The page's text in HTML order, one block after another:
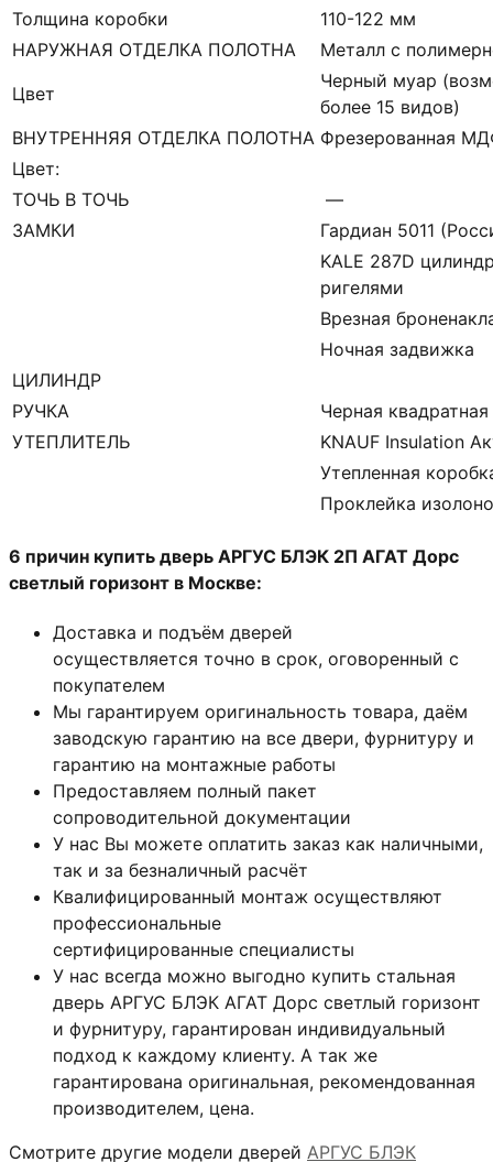
Толщина коробки
110-122 мм
НАРУЖНАЯ ОТДЕЛКА ПОЛОТНА
Металл с
Цвет
Черный муар
более 15 видов)
ВНУТРЕННЯЯ ОТДЕЛКА ПОЛОТНА Фрезерованная
Цвет:
ТОЧЬ В ТОЧЬ
—
ЗАМКИ
Гардиан 5011
KALE 287D
ригелями
Врезная
Ночная задвижка
ЦИЛИНДР
РУЧКА
Черная
УТЕПЛИТЕЛЬ
KNAUF Insulation
Утепленная
Проклейка
6 причин купить дверь АРГУС БЛЭК 2П АГАТ Дорс
светлый горизонт в Москве:
Доставка и подъём дверей
осуществляется точно в срок, оговоренный с
покупателем
Мы гарантируем оригинальность товара, даём
заводскую гарантию на все двери, фурнитуру и
гарантию на монтажные работы
Предоставляем полный пакет
сопроводительной документации
У нас Вы можете оплатить заказ как наличными,
так и за безналичный расчёт
Квалифицированный монтаж осуществляют
профессиональные
сертифицированные специалисты
У нас всегда можно выгодно купить стальная
дверь АРГУС БЛЭК АГАТ Дорс светлый горизонт
и фурнитуру, гарантирован индивидуальный
подход к каждому клиенту. А так же
гарантирована оригинальная, рекомендованная
производителем, цена.
Смотрите другие модели дверей АРГУС БЛЭК